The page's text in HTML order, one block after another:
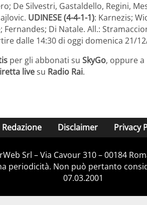
De Silvestri, Gastaldello, Regini,
UDINESE (4-4-1-1): Karnezis;
Di Natale. All.:
dalle 14:30 di oggi domenica 21/
per gli abbonati su SkyGo, oppure a
livesu Radio Rai.
Redazione Disclaimer Privacy
Srl – Via Cavour 310 – 00184
periodicità. Non può pertanto
07.03.2001